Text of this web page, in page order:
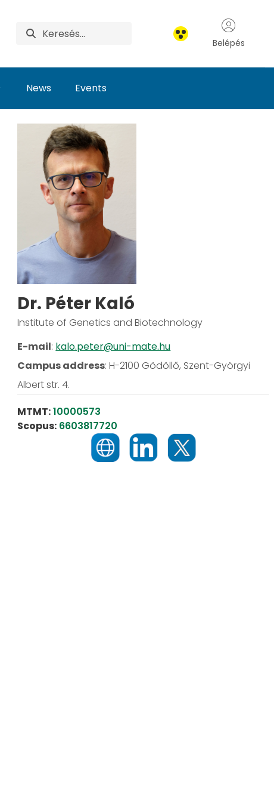
Belépés
News Events
Dr. Péter Kaló
Institute of Genetics and Biotechnology
E-mail: kalo.peter@uni-mate.hu
Campus address:H-2100 Gödöllő, Szent-Györgyi
Albert str. 4.
MTMT:10000573
Scopus: 6603817720